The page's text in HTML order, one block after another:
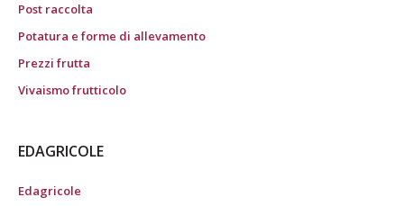
Post raccolta
Potatura e forme di allevamento
Prezzi frutta
Vivaismo frutticolo
EDAGRICOLE
Edagricole